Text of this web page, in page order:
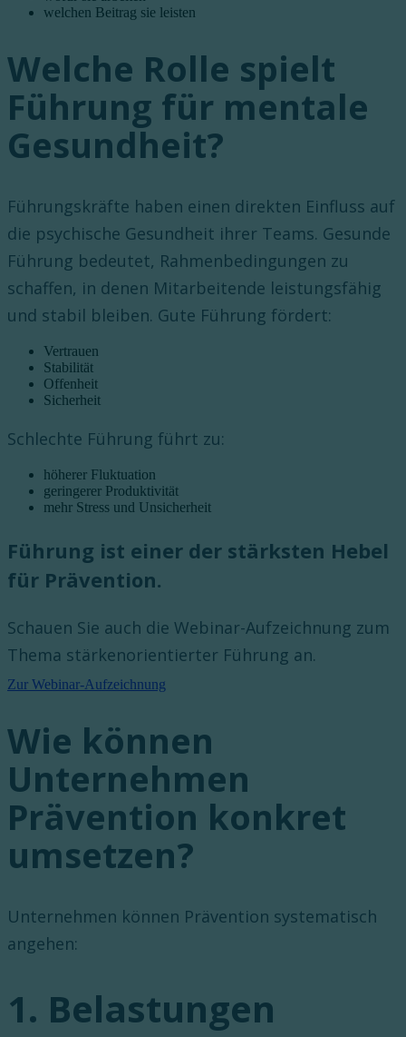
welchen Beitrag sie leisten
Welche Rolle spielt
Führung für mentale
Gesundheit?
Führungskräfte haben einen direkten Einfluss auf
die psychische Gesundheit ihrer Teams. Gesunde
Führung bedeutet, Rahmenbedingungen zu
schaffen, in denen Mitarbeitende leistungsfähig
und stabil bleiben. Gute Führung fördert:
Vertrauen
Stabilität
Offenheit
Sicherheit
Schlechte Führung führt zu:
höherer Fluktuation
geringerer Produktivität
mehr Stress und Unsicherheit
Führung ist einer der stärksten Hebel
für Prävention.
Schauen Sie auch die Webinar-Aufzeichnung zum
Thema stärkenorientierter Führung an.
Zur Webinar-Aufzeichnung
Wie können
Unternehmen
Prävention konkret
umsetzen?
Unternehmen können Prävention systematisch
angehen:
1. Belastungen